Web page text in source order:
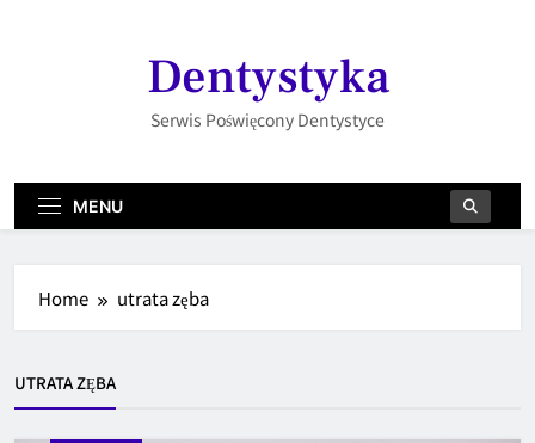
Dentystyka
Serwis Poświęcony Dentystyce
MENU
Home utrata zęba
UTRATA ZĘBA